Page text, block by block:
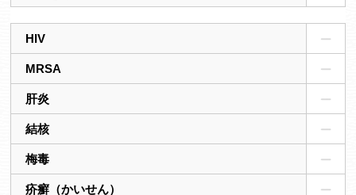
HIV
MRSA
肝炎
結核
梅毒
疥癬（かいせん）